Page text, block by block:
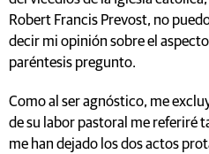
Robert Francis Prevost, no
decir mi opinión sobre el
paréntesis pregunto.
Como al ser agnóstico, me
de su labor pastoral me referiré
me han dejado los dos actos